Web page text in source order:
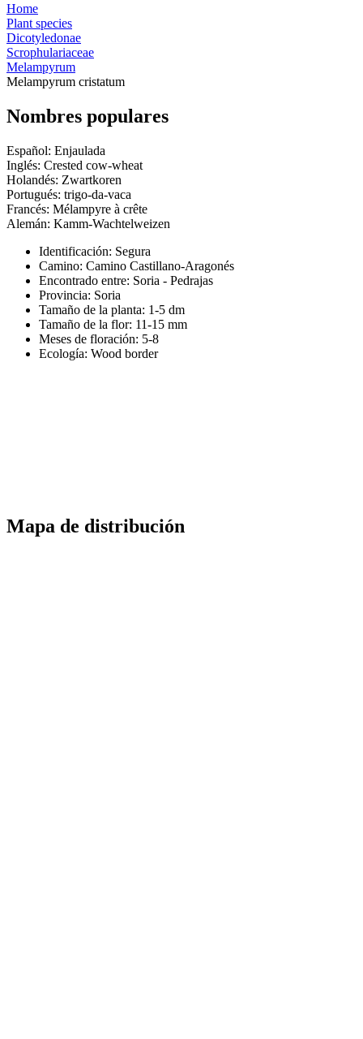
Home
Plant species
Dicotyledonae
Scrophulariaceae
Melampyrum
Melampyrum cristatum
Nombres populares
Español: Enjaulada
Inglés: Crested cow-wheat
Holandés: Zwartkoren
Portugués: trigo-da-vaca
Francés: Mélampyre à crête
Alemán: Kamm-Wachtelweizen
Identificación: Segura
Camino: Camino Castillano-Aragonés
Encontrado entre: Soria - Pedrajas
Provincia: Soria
Tamaño de la planta: 1-5 dm
Tamaño de la flor: 11-15 mm
Meses de floración: 5-8
Ecología: Wood border
Mapa de distribución